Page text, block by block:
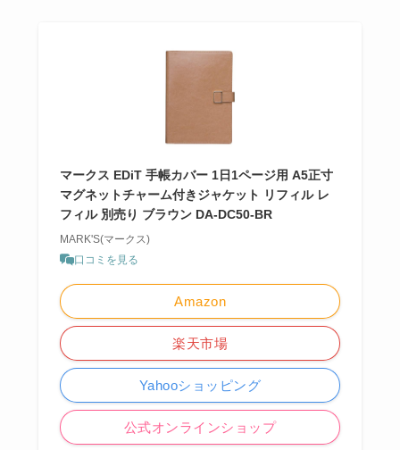
マークス EDiT 手帳カバー 1日1ページ用 A5正寸
マグネットチャーム付きジャケット リフィル レ
フィル 別売り ブラウン DA-DC50-BR
MARK'S(マークス)
口コミを見る
Amazon
楽天市場
Yahooショッピング
公式オンラインショップ